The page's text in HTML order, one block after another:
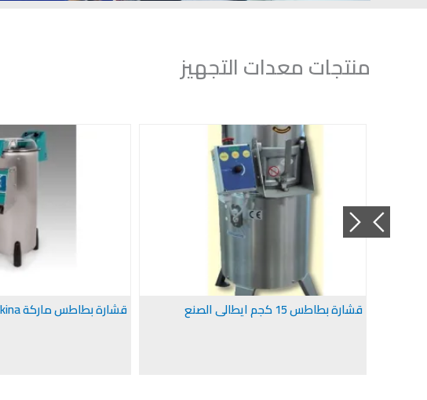
منتجات معدات التجهيز
قشارة بطاطس 15 كجم ايطالى الصنع قشارة بطاطس ماركة Bosfor Makina